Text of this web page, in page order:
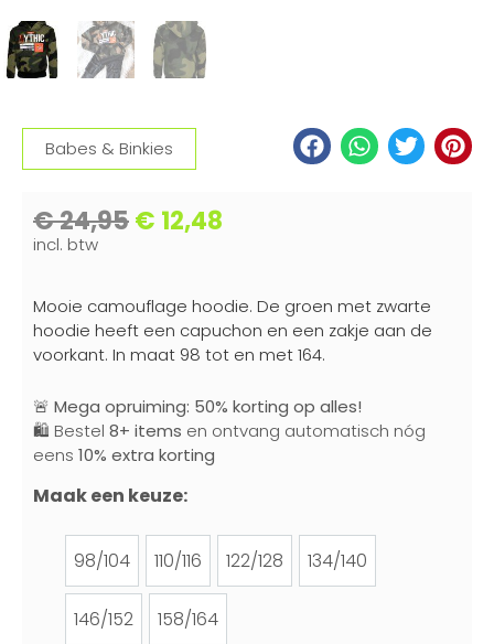
Babes & Binkies
€24,95€ 12,48
incl. btw
Mooie camouflage hoodie. De groen met zwarte
hoodie heeft een capuchon en een zakje aan de
voorkant. In maat 98 tot en met 164.
🚨 Mega opruiming: 50% korting op alles!
🛍️ Bestel 8+ items en ontvang automatisch nóg
eens 10% extra korting
Maak een keuze:
98/104
98/104
110/116
110/116
122/128
122/128
134/140
134/140
146/152
146/152
158/164
158/164